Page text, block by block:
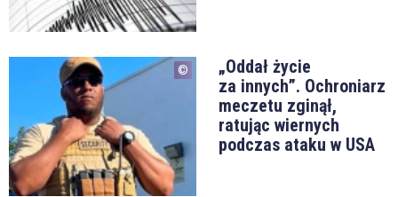
„Oddał życie
za innych”. Ochroniarz
meczetu zginął,
ratując wiernych
podczas ataku w USA